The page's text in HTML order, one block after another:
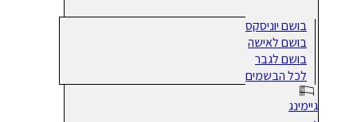
בושם יוניסקס
בושם לאישה
בושם לגבר
לכל הבשמים
גיימינג